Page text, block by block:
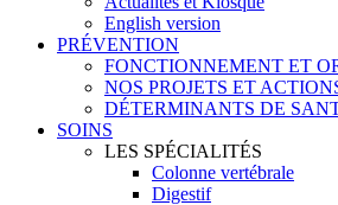
English version
PRÉVENTION
FONCTIONNEMENT ET
NOS PROJETS ET
DÉTERMINANTS DE
SOINS
LES SPÉCIALITÉS
Colonne vertébrale
Digestif